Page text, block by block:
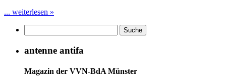
... weiterlesen »
antenne antifa
Magazin der VVN-BdA Münster